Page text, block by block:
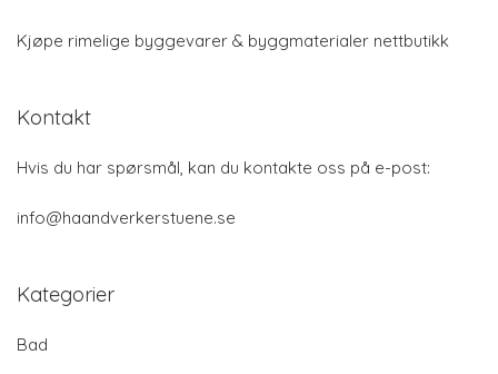
Kjøpe rimelige byggevarer & byggmaterialer nettbutikk
Kontakt
Hvis du har spørsmål, kan du kontakte oss på e-post:
info@haandverkerstuene.se
Kategorier
Bad